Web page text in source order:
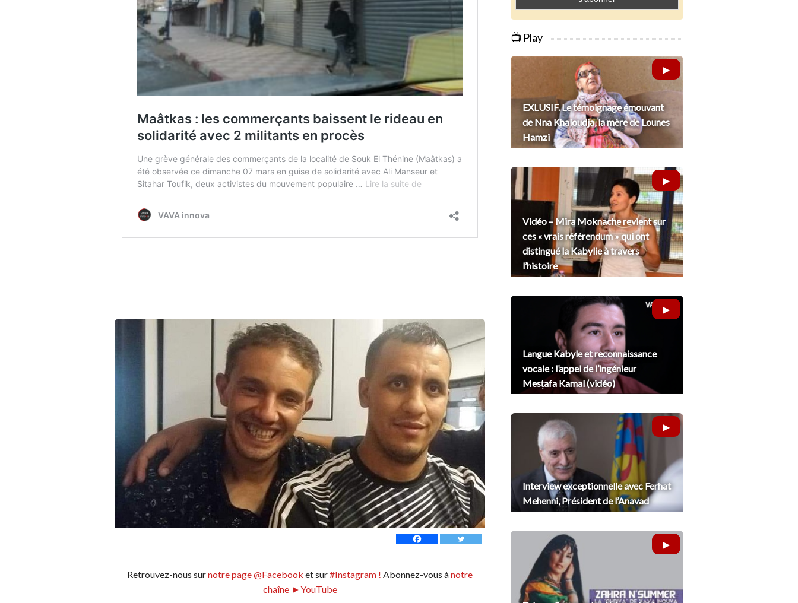
Retrouvez-nous surnotre page @Facebook et sur#Instagram ! Abonnez-vous ànotre
chaîne ►YouTube
📺 Play
EXLUSIF. Le témoignage émouvant
de Nna Khaloudja, la mère de Lounes
Hamzi
Vidéo – Mira Moknache revient sur
ces « vrais référendum » qui ont
distingué la Kabylie à travers
l’histoire
Langue Kabyle et reconnaissance
vocale : l’appel de l’ingénieur
Mesṭafa Kamal (vidéo)
Interview exceptionnelle avec Ferhat
Mehenni, Président de l’Anavad